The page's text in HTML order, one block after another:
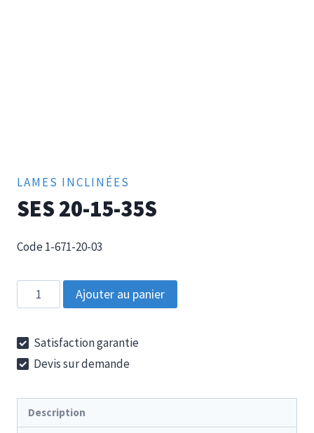
LAMES INCLINÉES
SES 20-15-35S
Code 1-671-20-03
quantité
de
20-
15-
Ajouter au panier
Satisfaction garantie
Devis sur demande
Description